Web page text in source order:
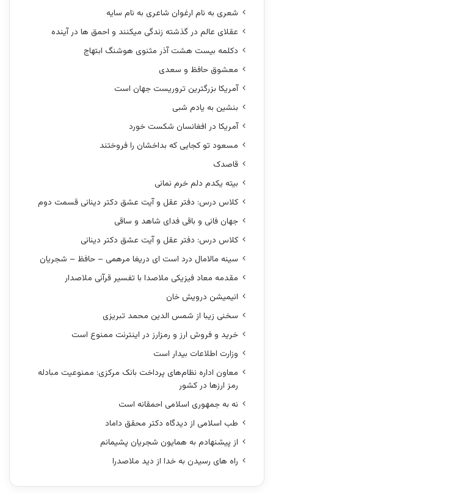
شعری به نام ارغوان شاعری به نام سایه
عقلای عالم در گذشته زندگی میکنند و احمق ها در آینده
دکلمه بیست هشت آذر مثنوی هوشنگ ابتهاج
معشوق حافظ و سعدی
آمریکا بزرگترین تروریست جهان است
بنشین به یادم شبی
آمریکا در افغانسان شکست خورد
مسعود تو کجایی که بداخشان را فروختند
قاصدک
بیته یکدم دلم خرم نمانی
کلاس درس: دفتر عقل و آیت عشق دکتر دینانی قسمت دوم
جهان فانی و باقی فدای شاهد و ساقی
کلاس درس: دفتر عقل و آیت عشق دکتر دینانی
سینه مالامال درد است ای دریغا مرهمی – حافظ – شجریان
مقدمه معاد فیزیکی ملاصدا با تفسیر قرآنی ملاصدار
انیمیشن درویش خان
سخنی زیبا از شمس الدین محمد تبریزی
خرید و فروش ارز و رمزارز در اینترنت ممنوع است
وزارت اطلاعات بیدار است
معاون اداره نظام‌های پرداخت بانک مرکزی: ممنوعیت مبادله
رمز ارزها در کشور
نه به جمهوری اسلامی احمقانه است
طب اسلامی از دیدگاه دکتر محقق داماد
از پیشنهادم به همایون شجریان پشیمانم
راه های رسیدن به خدا از دید ملاصدرا